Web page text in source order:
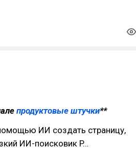
продуктовые штучки**
ИИ создать страницу,
ИИ-поисковик P…